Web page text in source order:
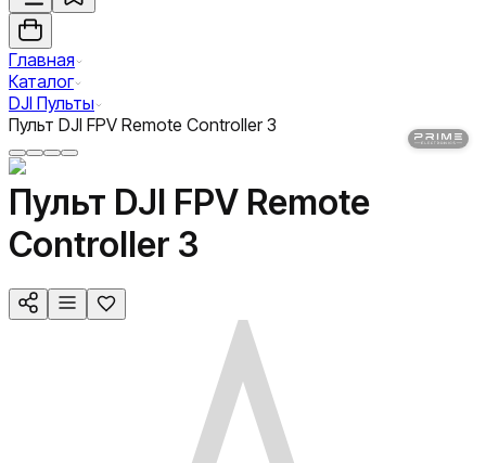
Главная
Каталог
DJI Пульты
Пульт DJI FPV Remote Controller 3
Пульт DJI FPV Remote
Controller 3